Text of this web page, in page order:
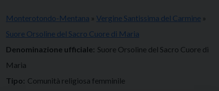
Monterotondo-Mentana » Vergine Santissima del Carmine »
Suore Orsoline del Sacro Cuore di Maria
Denominazione ufficiale: Suore Orsoline del Sacro Cuore di
Maria
Tipo: Comunità religiosa femminile